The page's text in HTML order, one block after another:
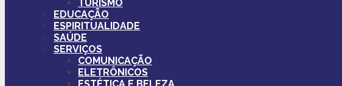
TURISMO
EDUCAÇÃO
ESPIRITUALIDADE
SAÚDE
SERVIÇOS
COMUNICAÇÃO
ELETRÔNICOS